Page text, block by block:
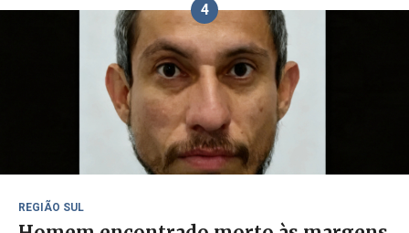
4
REGIÃO SUL